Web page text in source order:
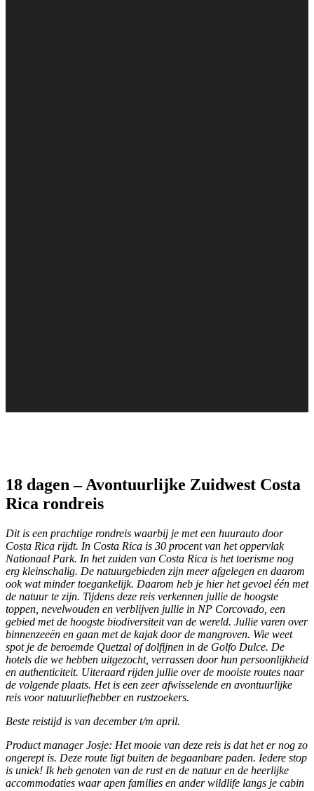
18 dagen – Avontuurlijke Zuidwest Costa
Rica rondreis
Dit is een prachtige rondreis waarbij je met een huurauto door
Costa Rica rijdt. In Costa Rica is 30 procent van het oppervlak
Nationaal Park. In het zuiden van Costa Rica is het toerisme nog
erg kleinschalig. De natuurgebieden zijn meer afgelegen en daarom
ook wat minder toegankelijk. Daarom heb je hier het gevoel één met
de natuur te zijn. Tijdens deze reis verkennen jullie de hoogste
toppen, nevelwouden en verblijven jullie in NP Corcovado, een
gebied met de hoogste biodiversiteit van de wereld. Jullie varen over
binnenzeeën en gaan met de kajak door de mangroven. Wie weet
spot je de beroemde Quetzal of dolfijnen in de Golfo Dulce. De
hotels die we hebben uitgezocht, verrassen door hun persoonlijkheid
en authenticiteit. Uiteraard rijden jullie over de mooiste routes naar
de volgende plaats. Het is een zeer afwisselende en avontuurlijke
reis voor natuurliefhebber en rustzoekers.
Beste reistijd is van december t/m april.
Product manager Josje: Het mooie van deze reis is dat het er nog zo
ongerept is. Deze route ligt buiten de begaanbare paden. Iedere stop
is uniek! Ik heb genoten van de rust en de natuur en de heerlijke
accommodaties waar apen families en ander wildlife langs je cabin